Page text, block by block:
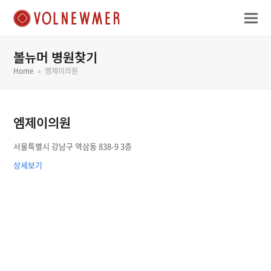
볼뉴머 병원찾기
Home » 엠제이의원
엠제이의원
서울특별시 강남구 역삼동 838-9 3층
상세보기